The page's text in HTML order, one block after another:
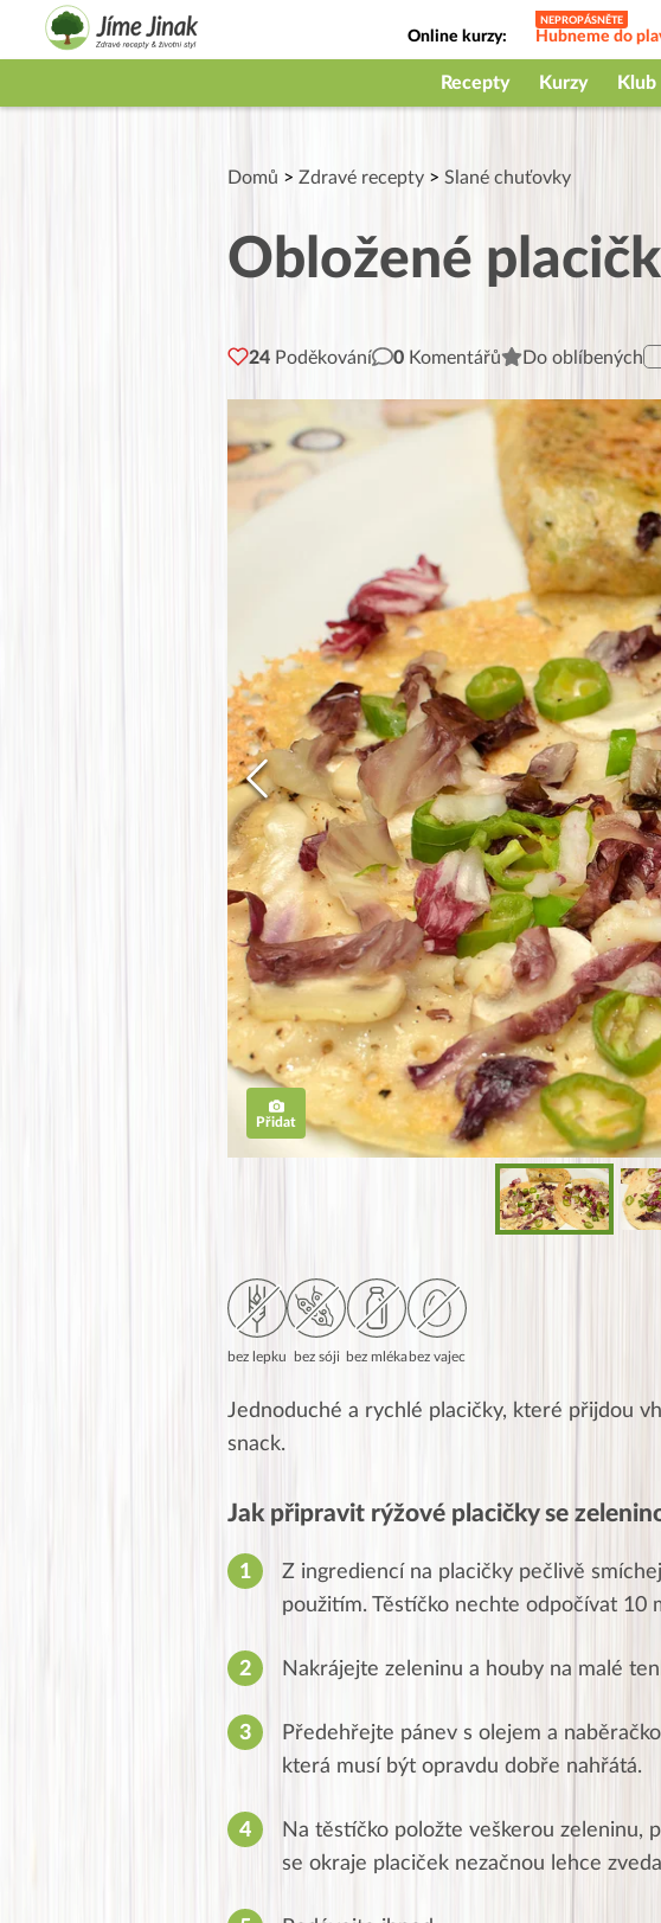
Online kurzy: Hubneme do
Jak na babičky
Recepty Kurzy Klub
Domů > Zdravé recepty > Slané chuťovky
Obložené
24 Poděkování 0 Komentářů Do oblíbených
Přidat
bez lepku bez sóji bez mlékabez vajec
Jednoduché a rychlé placičky, které přijdou
snack.
Jak připravit rýžové placičky se
Z ingrediencí na placičky pečlivě
použitím. Těstíčko nechte odpočívat 10
Nakrájejte zeleninu a houby na malé
Předehřejte pánev s olejem a
která musí být opravdu dobře nahřátá.
Na těstíčko položte veškerou zeleninu,
se okraje placiček nezačnou lehce